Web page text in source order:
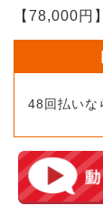
【78,000円】
48回払いな